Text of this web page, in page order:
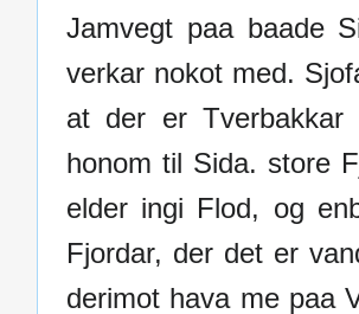
Jamvegt paa baade
verkar nokot med.
at der er Tverbakkar
honom til Sida. store
elder ingi Flod, og
Fjordar, der det er
derimot hava me paa